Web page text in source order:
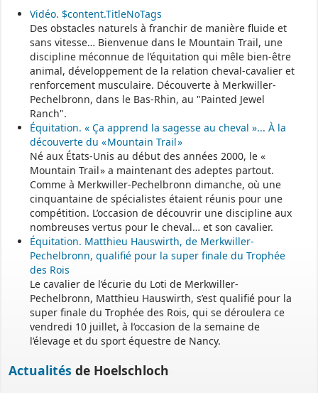
Vous trouverez les listes des assistants maternels
et MAM par commune sur le site :https://www.bas-rhin.fr/carte-
assistants-maternels-bas-rhin/.
Il est mis à jour tous les vendredis.
Le sitehttps://monenfant.fr/de la CAF présente les disponibilités
des assistants maternels.
- - - - - - - - - - - - - - - - - -
Permanence mairie
Le secrétariat est fermé le samedi matin.
Une permanence est assurée par le maire, sur rendez-vous.
Vidéo. $content.TitleNoTags
Des obstacles naturels à franchir de manière fluide et
sans vitesse… Bienvenue dans le Mountain Trail, une
discipline méconnue de l’équitation qui mêle bien-être
animal, développement de la relation cheval-cavalier et
renforcement musculaire. Découverte à Merkwiller-
Pechelbronn, dans le Bas-Rhin, au "Painted Jewel
Ranch".
Équitation. « Ça apprend la sagesse au cheval »... À la
découverte du « Mountain Trail »
Né aux États-Unis au début des années 2000, le «
Mountain Trail » a maintenant des adeptes partout.
Comme à Merkwiller-Pechelbronn dimanche, où une
cinquantaine de spécialistes étaient réunis pour une
compétition. L’occasion de découvrir une discipline aux
nombreuses vertus pour le cheval… et son cavalier.
Équitation. Matthieu Hauswirth, de Merkwiller-
Pechelbronn, qualifié pour la super finale du Trophée
des Rois
Le cavalier de l’écurie du Loti de Merkwiller-
Pechelbronn, Matthieu Hauswirth, s’est qualifié pour la
super finale du Trophée des Rois, qui se déroulera ce
vendredi 10 juillet, à l’occasion de la semaine de
l’élevage et du sport équestre de Nancy.
Actualités de Hoelschloch